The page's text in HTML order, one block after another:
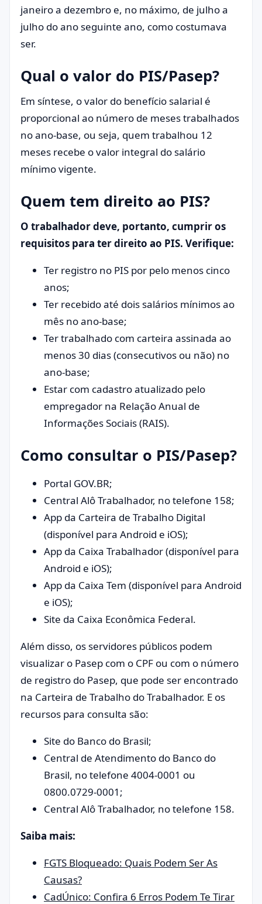
janeiro a dezembro e, no máximo, de julho a
julho do ano seguinte ano, como costumava
ser.
Qual o valor do PIS/Pasep?
Em síntese, o valor do benefício salarial é
proporcional ao número de meses trabalhados
no ano-base, ou seja, quem trabalhou 12
meses recebe o valor integral do salário
mínimo vigente.
Quem tem direito ao PIS?
O trabalhador deve, portanto, cumprir os
requisitos para ter direito ao PIS. Verifique:
Ter registro no PIS por pelo menos cinco
anos;
Ter recebido até dois salários mínimos ao
mês no ano-base;
Ter trabalhado com carteira assinada ao
menos 30 dias (consecutivos ou não) no
ano-base;
Estar com cadastro atualizado pelo
empregador na Relação Anual de
Informações Sociais (RAIS).
Como consultar o PIS/Pasep?
Portal GOV.BR;
Central Alô Trabalhador, no telefone 158;
App da Carteira de Trabalho Digital
(disponível para Android e iOS);
App da Caixa Trabalhador (disponível para
Android e iOS);
App da Caixa Tem (disponível para Android
e iOS);
Site da Caixa Econômica Federal.
Além disso, os servidores públicos podem
visualizar o Pasep com o CPF ou com o número
de registro do Pasep, que pode ser encontrado
na Carteira de Trabalho do Trabalhador. E os
recursos para consulta são:
Site do Banco do Brasil;
Central de Atendimento do Banco do
Brasil, no telefone 4004-0001 ou
0800.0729-0001;
Central Alô Trabalhador, no telefone 158.
Saiba mais:
FGTS Bloqueado: Quais Podem Ser As
Causas?
CadÚnico: Confira 6 Erros Podem Te Tirar